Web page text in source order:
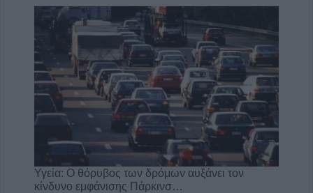
Υγεία: Ο θόρυβος των δρόμων αυξάνει τον
κίνδυνο εμφάνισης Πάρκινσ…